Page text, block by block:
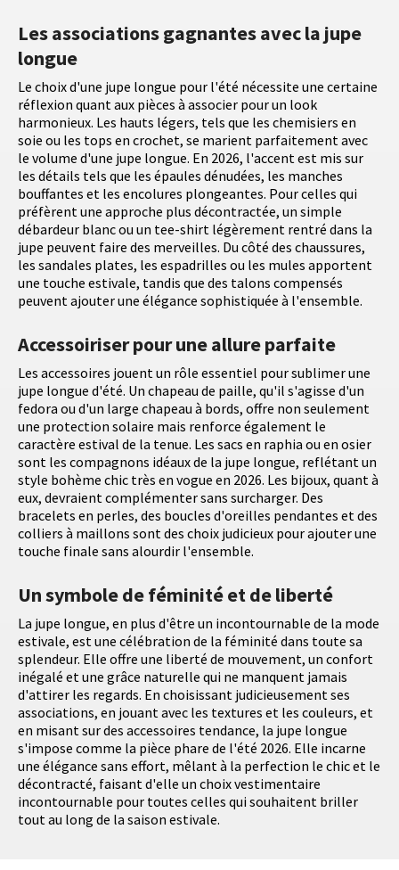
Les associations gagnantes avec la jupe
longue
Le choix d'une jupe longue pour l'été nécessite une certaine
réflexion quant aux pièces à associer pour un look
harmonieux. Les hauts légers, tels que les chemisiers en
soie ou les tops en crochet, se marient parfaitement avec
le volume d'une jupe longue. En 2026, l'accent est mis sur
les détails tels que les épaules dénudées, les manches
bouffantes et les encolures plongeantes. Pour celles qui
préfèrent une approche plus décontractée, un simple
débardeur blanc ou un tee-shirt légèrement rentré dans la
jupe peuvent faire des merveilles. Du côté des chaussures,
les sandales plates, les espadrilles ou les mules apportent
une touche estivale, tandis que des talons compensés
peuvent ajouter une élégance sophistiquée à l'ensemble.
Accessoiriser pour une allure parfaite
Les accessoires jouent un rôle essentiel pour sublimer une
jupe longue d'été. Un chapeau de paille, qu'il s'agisse d'un
fedora ou d'un large chapeau à bords, offre non seulement
une protection solaire mais renforce également le
caractère estival de la tenue. Les sacs en raphia ou en osier
sont les compagnons idéaux de la jupe longue, reflétant un
style bohème chic très en vogue en 2026. Les bijoux, quant à
eux, devraient complémenter sans surcharger. Des
bracelets en perles, des boucles d'oreilles pendantes et des
colliers à maillons sont des choix judicieux pour ajouter une
touche finale sans alourdir l'ensemble.
Un symbole de féminité et de liberté
La jupe longue, en plus d'être un incontournable de la mode
estivale, est une célébration de la féminité dans toute sa
splendeur. Elle offre une liberté de mouvement, un confort
inégalé et une grâce naturelle qui ne manquent jamais
d'attirer les regards. En choisissant judicieusement ses
associations, en jouant avec les textures et les couleurs, et
en misant sur des accessoires tendance, la jupe longue
s'impose comme la pièce phare de l'été 2026. Elle incarne
une élégance sans effort, mêlant à la perfection le chic et le
décontracté, faisant d'elle un choix vestimentaire
incontournable pour toutes celles qui souhaitent briller
tout au long de la saison estivale.